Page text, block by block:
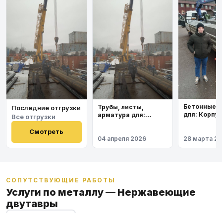
Последние отгрузки
Все отгрузки
Смотреть
Трубы, листы,
арматура для:
04 апреля 2026
Бетонные
для:
28 марта
СОПУТСТВУЮЩИЕ РАБОТЫ
Услуги по металлу — Нержавеющие
двутавры